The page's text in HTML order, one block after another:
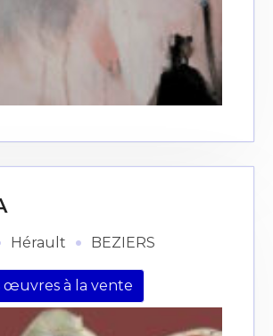
Hérault · BEZIERS
œuvres à la vente